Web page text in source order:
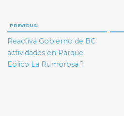
Navegación
de
entradas
PREVIOUS:
Reactiva Gobierno de BC
actividades en Parque
Eólico La Rumorosa 1